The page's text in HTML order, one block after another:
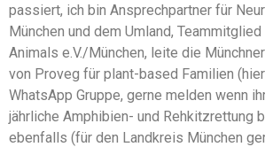
passiert, ich bin Ansprechpartner für
München und dem Umland,
Animals e.V./München, leite die
von Proveg für plant-based Familien
WhatsApp Gruppe, gerne melden wenn
jährliche Amphibien- und Rehkitzrettung
ebenfalls (für den Landkreis München